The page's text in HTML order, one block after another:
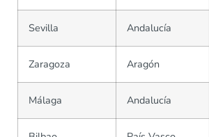
Sevilla Andalucía
Zaragoza Aragón
Málaga Andalucía